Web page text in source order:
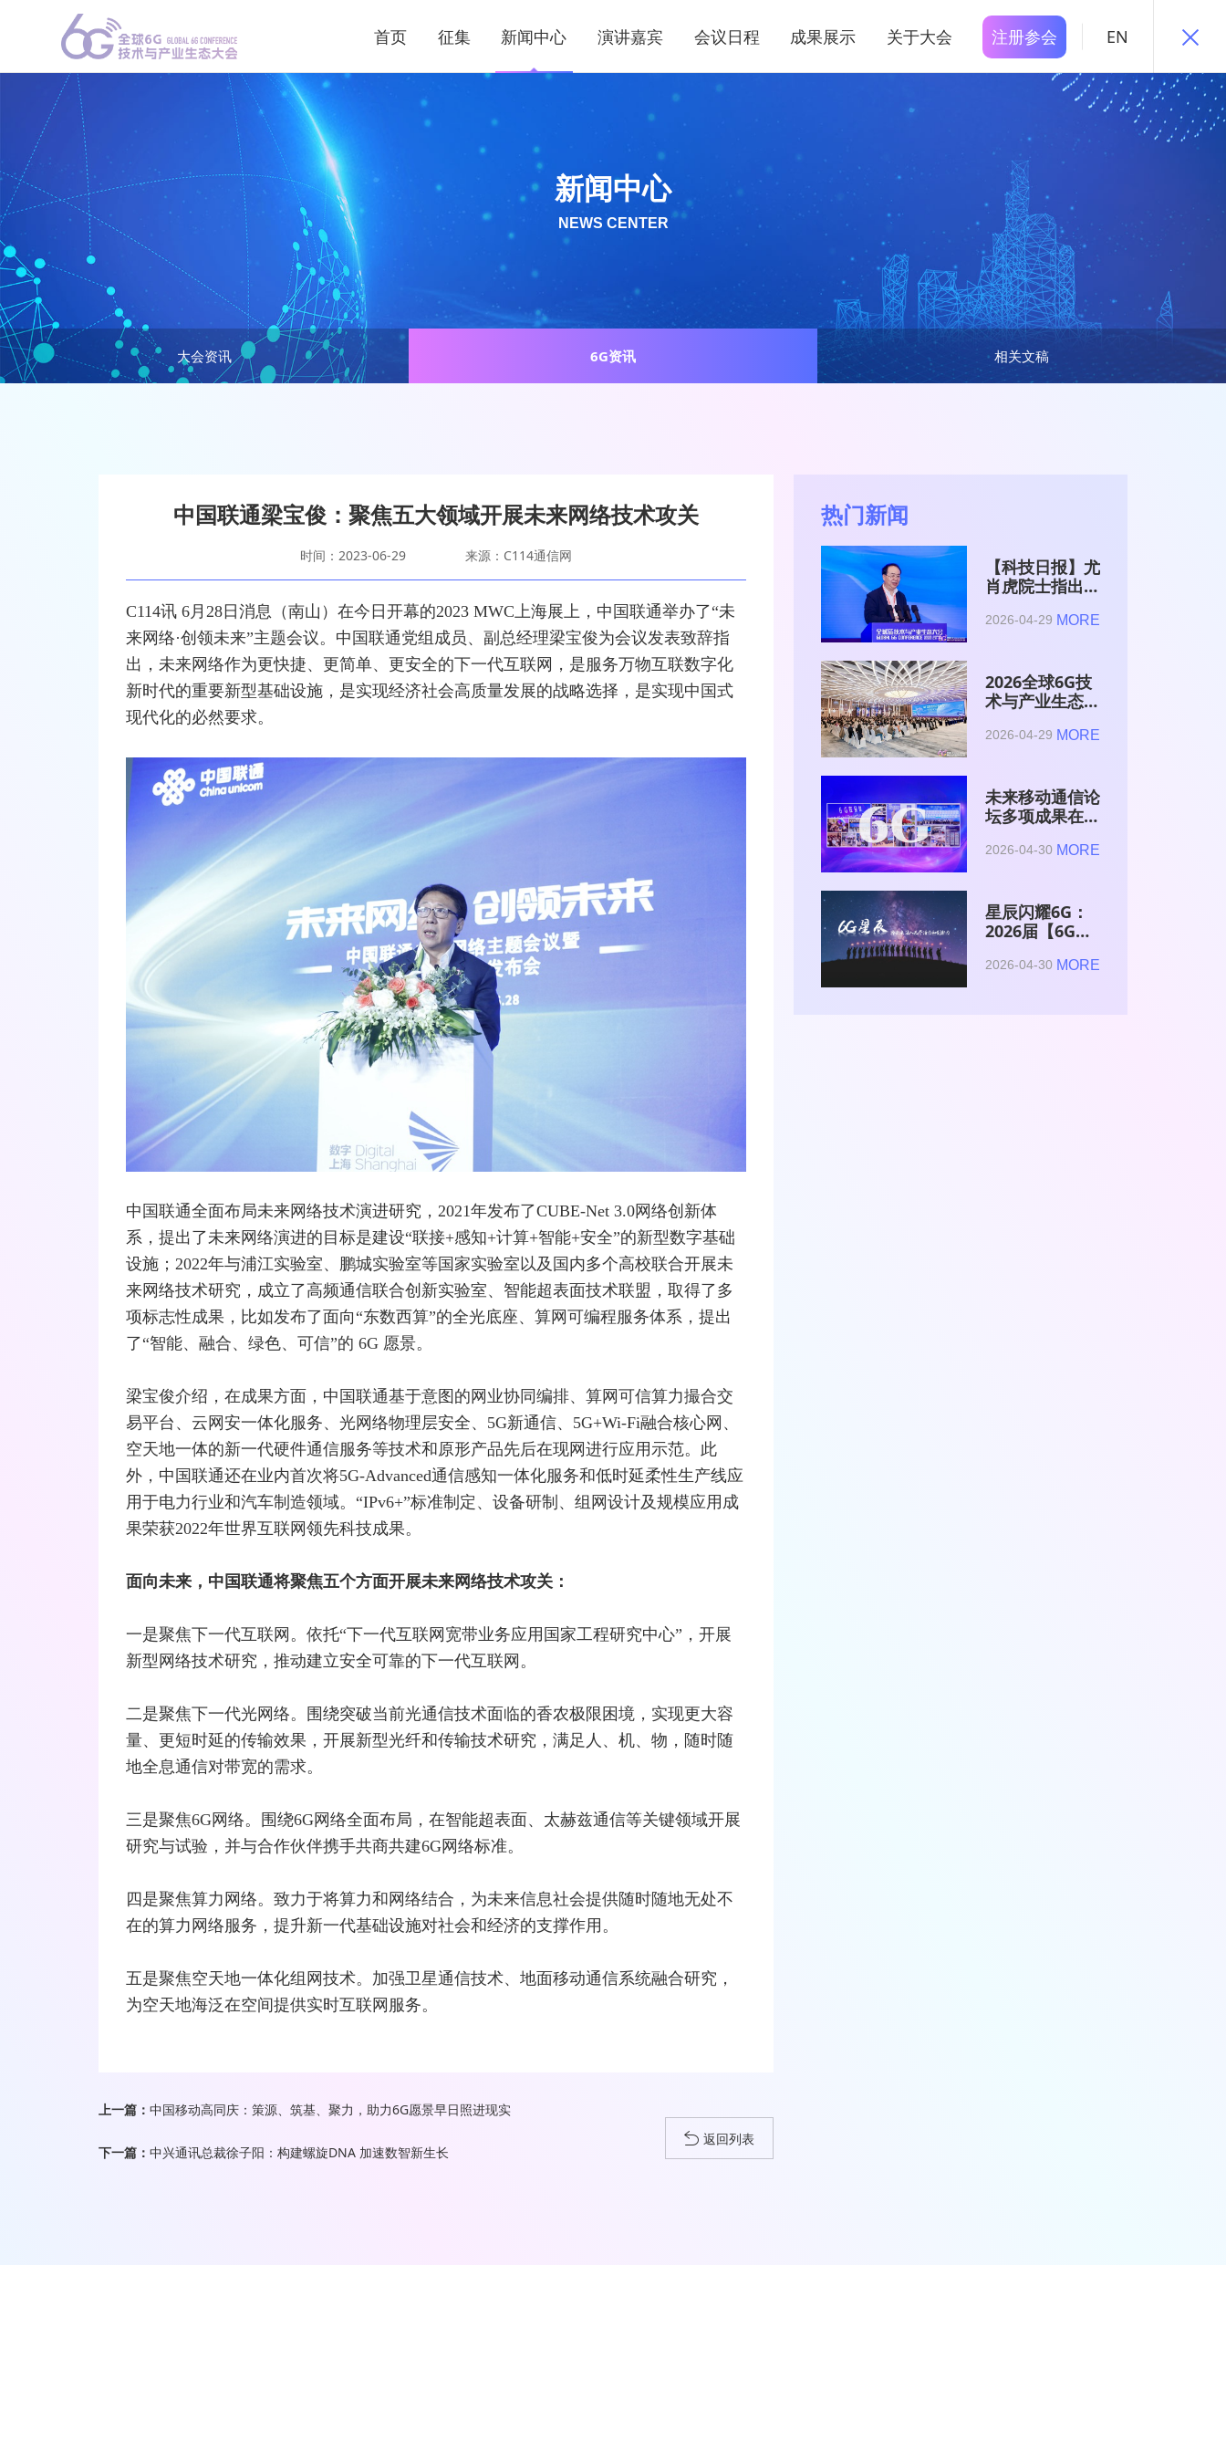
首页 征集 新闻中心 演讲嘉宾 会议日程 成果展示 关于大会 注册参会 EN
大会资讯 6G资讯 相关文稿
新闻中心
NEWS CENTER
中国联通梁宝俊：聚焦五大领域开展未来网络技术攻关
时间：2023-06-29 来源：C114通信网
C114讯 6月28日消息（南山）在今日开幕的2023 MWC上海展上， 中国联通举办了“未
来网络·创领未来”主题会议。中国联通党组成员、副总经理梁宝俊为会议发表致辞指
出，未来网络作为更快捷、更简单、更安全的下一代互联网 ，是服务万物互联数字化
新时代的重要新型基础设施，是实现经济社会高质量发展的战略选择，是实现中国式
现代化的必然要求。
中国联通全面布局未来网络技术演进研究，2021年发布了CUBE-Net 3.0网络创新体
系，提出了未来网络演进的目标是建设“联接+感知+计算+智能+安全”的新型数字基础
设施；2022年与浦江实验室、鹏城实验室等国家实验室以及国内多个高校联合开展未
来网络技术研究，成立了高频通信联合创新实验室、智能超表面技术联盟，取得了多
项标志性成果，比如发布了面向“东数西算”的全光底座、算网可编程服务体系，提出
了“智能、 融合、绿色、可信”的 6G愿景。
梁宝俊介绍，在成果方面，中国联通基于意图的网业协同编排、算网可信算力撮合交
易平台、云网安一体化服务、 光网络物理层安全、 5G新通信、5G+Wi-Fi融合核心网、
空天地一体的新一代硬件通信服务等技术和原形产品先后在现网进行应用示范。此
外，中国联通还在业内首次将5G-Advanced通信感知一体化服务和低时延柔性生产线应
用于电力行业和汽车制造领域。“IPv6+”标准制定、设备研制、组网设计及规模应用成
果荣获2022年世界互联网领先科技成果。
面向未来，中国联通将聚焦五个方面开展未来网络技术攻关：
一是聚焦下一代互联网。依托“下一代互联网 宽带业务应用国家工程研究中心”，开展
新型网络技术研究，推动建立安全可靠的下一代互联网。
二是聚焦下一代光网络。围绕突破当前光通信技术面临的香农极限困境，实现更大容
量、更短时延的传输效果，开展新型光纤和传输技术研究，满足人、机、物，随时随
地全息通信对带宽的需求。
三是聚焦6G网络。围绕6G网络全面布局，在智能超表面、 太赫兹通信等关键领域开展
研究与试验，并与合作伙伴携手共商共建6G网络标准。
四是聚焦算力网络。致力于将算力和网络结合，为未来信息社会提供随时随地无处不
在的算力网络服务，提升新一代基础设施对社会和经济的支撑作用。
五是聚焦空天地一体化组网技术。加强卫星通信技术、地面移动通信系统融合研究，
为空天地海泛在空间提供实时互联网服务。
上一篇： 中国移动高同庆：策源、筑基、聚力，助力6G愿景早日照进现实
下一篇： 中兴通讯总裁徐子阳：构建螺旋DNA 加速数智新生长
返回列表
热门新闻
【科技日报】尤
肖虎院士指出
是赋能AI的发
2026-04-29 MORE
2026全球6G技
术与产业生态大
2026-04-29 MORE
未来移动通信论
坛多项成果在
术与产业生态大
2026-04-30 MORE
星辰闪耀6G：
2026届【6G星
与博士获颁证书
2026-04-30 MORE